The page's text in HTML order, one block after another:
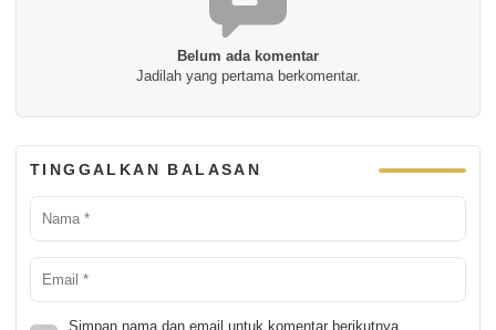
Belum ada komentar
Jadilah yang pertama berkomentar.
TINGGALKAN BALASAN
Simpan nama dan email untuk komentar berikutnya.